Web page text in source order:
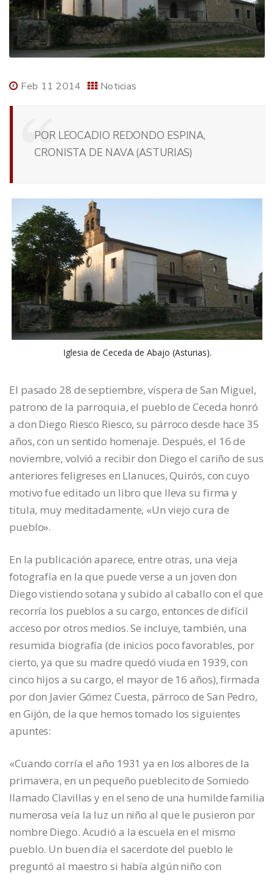
Feb 11 2014 Noticias
POR LEOCADIO REDONDO ESPINA,
CRONISTA DE NAVA (ASTURIAS)
Iglesia de Ceceda de Abajo (Asturias).
El pasado 28 de septiembre, víspera de San Miguel,
patrono de la parroquia, el pueblo de Ceceda honró
a don Diego Riesco Riesco, su párroco desde hace 35
años, con un sentido homenaje. Después, el 16 de
noviembre, volvió a recibir don Diego el cariño de sus
anteriores feligreses en Llanuces, Quirós, con cuyo
motivo fue editado un libro que lleva su firma y
titula, muy meditadamente, «Un viejo cura de
pueblo».
En la publicación aparece, entre otras, una vieja
fotografía en la que puede verse a un joven don
Diego vistiendo sotana y subido al caballo con el que
recorría los pueblos a su cargo, entonces de difícil
acceso por otros medios. Se incluye, también, una
resumida biografía (de inicios poco favorables, por
cierto, ya que su madre quedó viuda en 1939, con
cinco hijos a su cargo, el mayor de 16 años), firmada
por don Javier Gómez Cuesta, párroco de San Pedro,
en Gijón, de la que hemos tomado los siguientes
apuntes:
«Cuando corría el año 1931 ya en los albores de la
primavera, en un pequeño pueblecito de Somiedo
llamado Clavillas y en el seno de una humilde familia
numerosa veía la luz un niño al que le pusieron por
nombre Diego. Acudió a la escuela en el mismo
pueblo. Un buen día el sacerdote del pueblo le
preguntó al maestro si había algún niño con